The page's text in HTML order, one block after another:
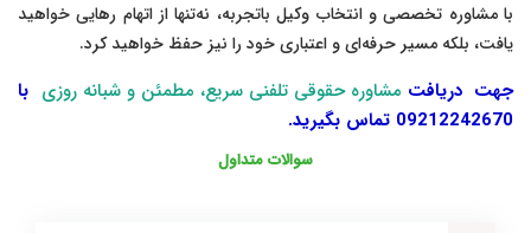
با مشاوره تخصصی و انتخاب وکیل باتجربه، نه‌تنها از اتهام رهایی خواهید
یافت، بلکه مسیر حرفه‌ای و اعتباری خود را نیز حفظ خواهید کرد.
جهت دریافت مشاوره حقوقی تلفنی سریع، مطمئن و شبانه روزی با
09212242670 تماس بگیرید.
سوالات متداول